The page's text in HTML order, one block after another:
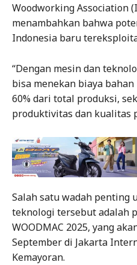
Woodworking Association
menambahkan bahwa
Indonesia baru
“Dengan mesin dan
bisa menekan biaya
60% dari total produksi,
produktivitas dan kualitas
Salah satu wadah penting
teknologi tersebut adalah
WOODMAC 2025, yang
September di Jakarta
Kemayoran.